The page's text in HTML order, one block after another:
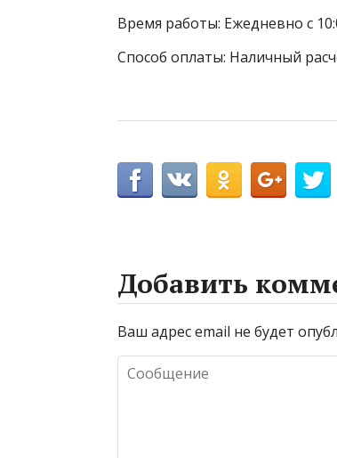
Время работы: Ежедневно с
Способ оплаты: Наличный
Добавить
Ваш адрес email не будет